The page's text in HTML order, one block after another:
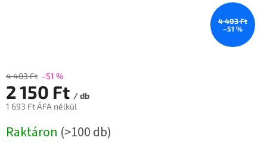
4 403 Ft
–51 %
4 403 Ft –51 %
2 150 Ft / db
1 693 Ft ÁFA nélkül
Raktáron (>100 db)